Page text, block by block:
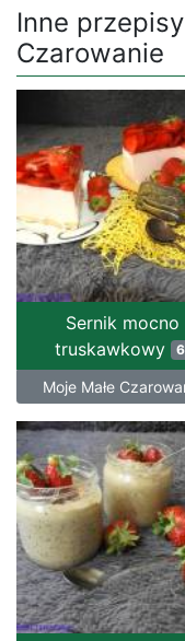
Inne
Czarowanie
Sernik mocno
truskawkowy 6
Moje Małe